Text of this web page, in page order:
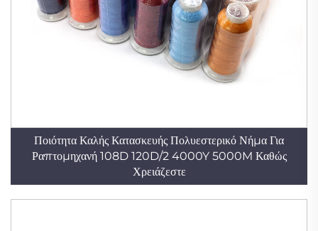
Ποιότητα Καλής Κατασκευής Πολυεστερικό Νήμα Για
Ραπτομηχανή 108D 120D/2 4000Y 5000M Καθώς
Χρειάζεστε